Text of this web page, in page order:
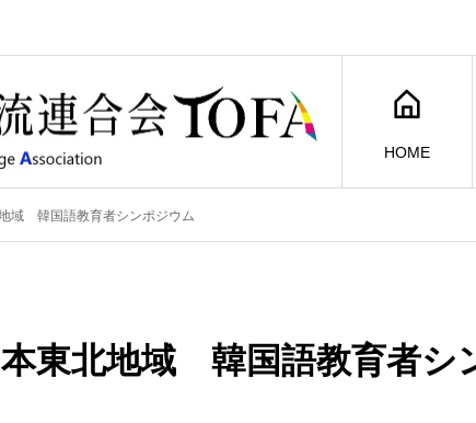
HOME
域 韓国語教育者シンポジウム
本東北地域 韓国語教育者シ